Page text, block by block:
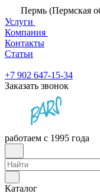
Пермь (Пермская
Услуги
Компания
Контакты
Статьи
+7 902 647-15-34
Заказать звонок
работаем с 1995 года
Каталог